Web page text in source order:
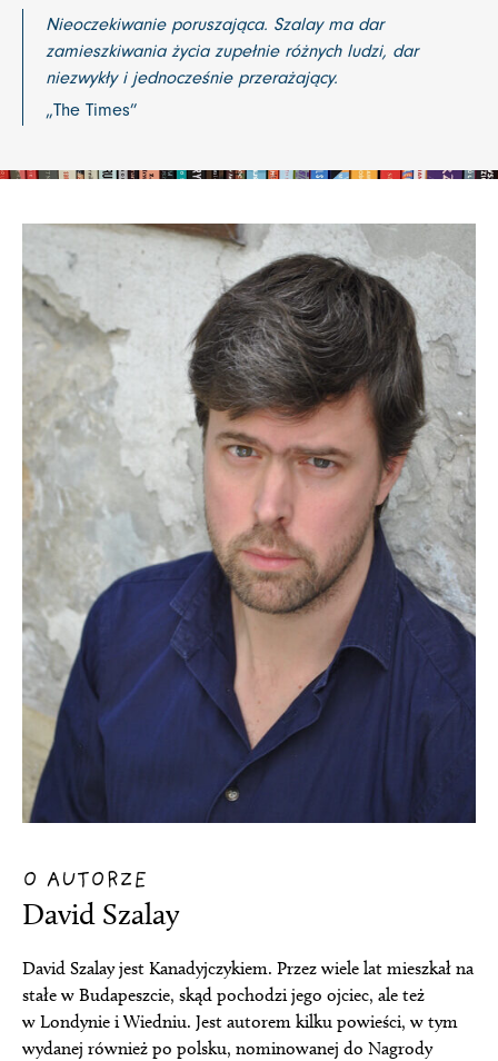
Nieoczekiwanie poruszająca. Szalay ma dar
zamieszkiwania życia zupełnie różnych ludzi, dar
niezwykły i jednocześnie przerażający.
„The Times”
O AUTORZE
David Szalay
David Szalay jest Kanadyjczykiem. Przez wiele lat mieszkał na
stałe w Budapeszcie, skąd pochodzi jego ojciec, ale też
w Londynie i Wiedniu. Jest autorem kilku powieści, w tym
wydanej również po polsku, nominowanej do Nagrody